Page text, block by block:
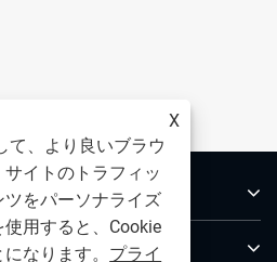
X
て、より良いブラウ
イトのトラフィッ
をパーソナライズ
用すると、Cookie
なります。 プライ